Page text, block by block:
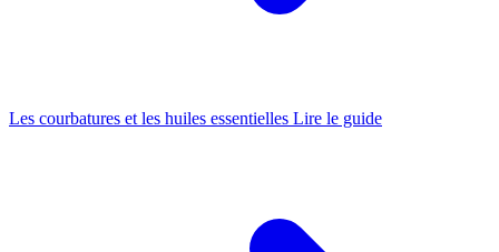
Les courbatures et les huiles essentielles Lire le guide